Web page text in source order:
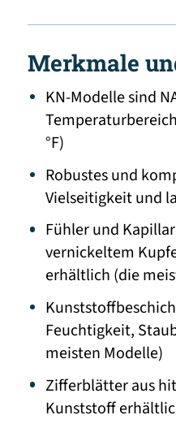
Merkmale
KN-Modelle sind
°F)
Robustes und
Vielseitigkeit und
Fühler und
vernickeltem
erhältlich (die
Feuchtigkeit,
meisten Modelle)
Zifferblätter aus
Kunststoff